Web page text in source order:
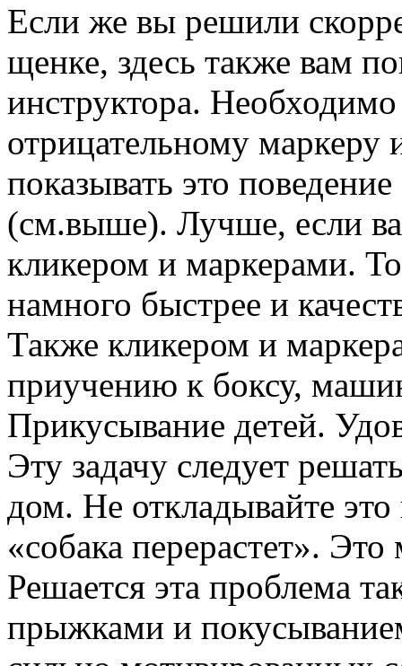
Если же вы решили
щенке, здесь также вам
инструктора.
отрицательному маркеру
показывать это
(см.выше). Лучше, если
кликером и маркерами.
намного быстрее и
Также кликером и
приучению к боксу,
Прикусывание детей.
Эту задачу следует
дом. Не откладывайте
«собака перерастет».
Решается эта проблема
прыжками и